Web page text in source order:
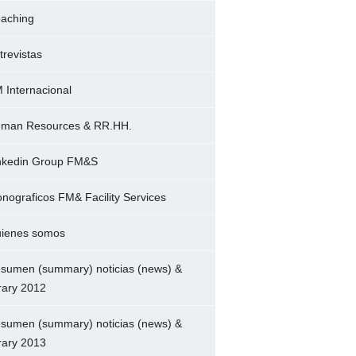
Internacional
Resources & RR.HH.
Group FM&S
FM& Facility Services
somos
(summary) noticias (news) &
2012
(summary) noticias (news) &
2013